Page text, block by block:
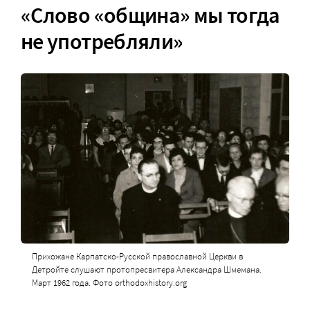
«Слово «община» мы тогда
не употребляли»
Прихожане Карпатско-Русской православной Церкви в
Детройте слушают протопресвитера Александра Шмемана.
Март 1962 года. Фото orthodoxhistory.org